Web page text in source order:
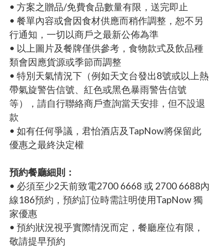
• 方案之贈品/免費食品數量有限，送完即止
• 餐單內容或會因食材供應而稍作調整，恕不另
行通知，一切以商戶之最新公佈為準
• 以上圖片及餐牌僅供參考，食物款式及飲品種
類會因應貨源或季節而調整
• 特別天氣情況下（例如天文台發出8號或以上熱
帶氣旋警告信號、紅色或黑色暴雨警告信號
等），請自行聯絡商戶查詢當天安排，但不設退
款
• 如有任何爭議，君怡酒店及TapNow將保留此
優惠之最終決定權
預約餐廳細則：
• 必須至少2天前致電2700 6668 或 2700 6688內
線186預約，預約訂位時需註明使用TapNow 獨
家優惠
• 預約狀況視乎實際情況而定，餐廳座位有限，
敬請提早預約